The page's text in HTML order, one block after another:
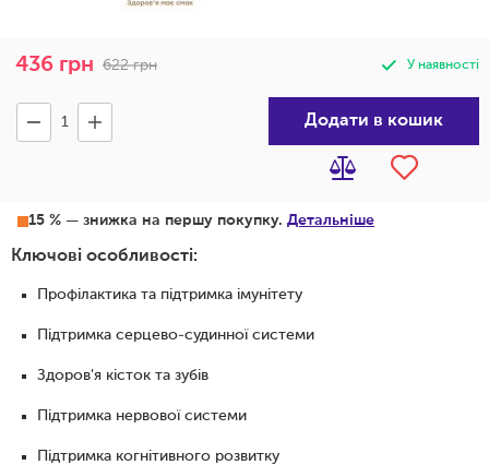
436 грн 622грн У наявності
Додати в кошик
15 % — знижка на першу покупку. Детальніше
Ключові особливості:
Профілактика та підтримка імунітету
Підтримка серцево-судинної системи
Здоров'я кісток та зубів
Підтримка нервової системи
Підтримка когнітивного розвитку